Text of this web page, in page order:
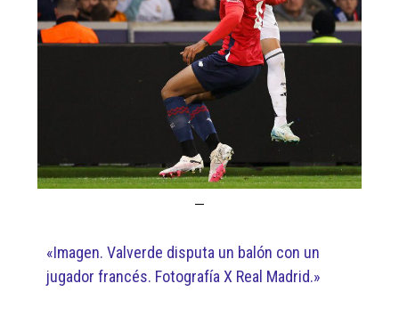
«Imagen. Valverde disputa un balón con un
jugador francés. Fotografía X Real Madrid.»